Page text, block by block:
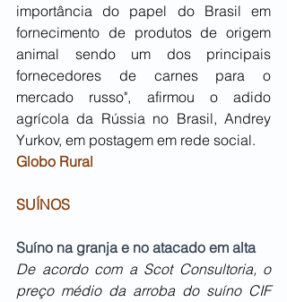
importância do papel do Brasil em
fornecimento de produtos de origem
animal sendo um dos principais
fornecedores de carnes para o
mercado russo", afirmou o adido
agrícola da Rússia no Brasil, Andrey
Yurkov, em postagem em rede social.
Globo Rural
SUÍNOS
Suíno na granja e no atacado em alta
De acordo com a Scot Consultoria, o
preço médio da arroba do suíno CIF